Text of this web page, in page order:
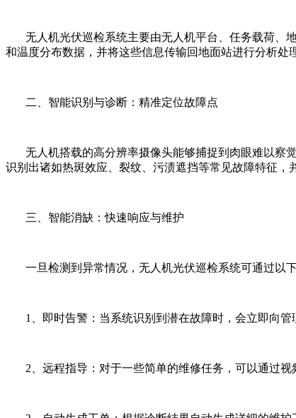
无人机光伏巡检系统主要由无人机平台、任务载荷、
和温度分布数据，并将这些信息传输回地面站进行分析处
二、智能识别与诊断：精准定位故障点
无人机搭载的高分辨率摄像头能够捕捉到肉眼难以察
识别出诸如热斑效应、裂纹、污渍遮挡等常见故障特征，
三、智能消缺：快速响应与维护
一旦检测到异常情况，无人机光伏巡检系统可通过以下
1、即时告警：当系统识别到潜在故障时，会立即向管
2、远程指导：对于一些简单的维修任务，可以通过视